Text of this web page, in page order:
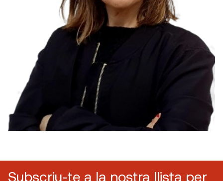
Subscriu-te a la nostra llista per